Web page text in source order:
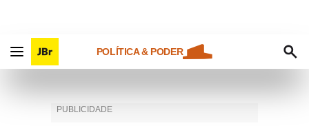
POLÍTICA & PODER